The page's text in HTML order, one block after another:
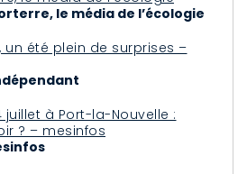
le média de l’écologie
un été plein de surprises –
juillet à Port-la-Nouvelle :
? – mesinfos